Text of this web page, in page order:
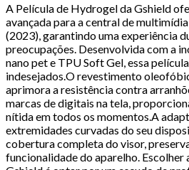
A Película de Hydrogel da Gshield
avançada para a central de
(2023), garantindo uma experiência
preocupações. Desenvolvida com a
nano pet e TPU Soft Gel, essa
indesejados.O revestimento
aprimora a resistência contra
marcas de digitais na tela,
nítida em todos os momentos.A
extremidades curvadas do seu
cobertura completa do visor,
funcionalidade do aparelho.